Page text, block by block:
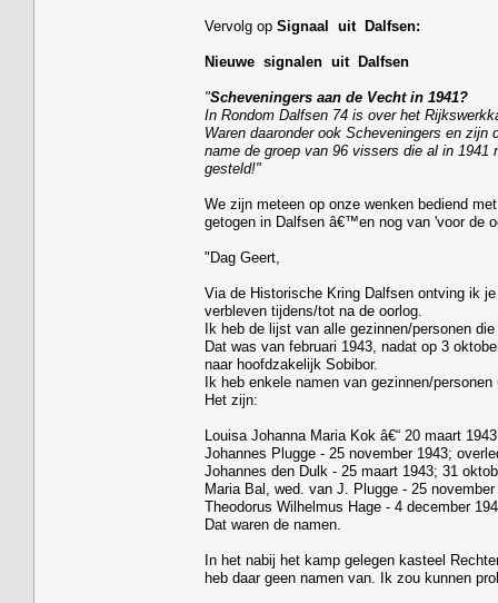
Vervolg op Signaal uit Dalfsen:
Nieuwe signalen uit Dalfsen
"Scheveningers aan de Vecht in 1941?
In Rondom Dalfsen 74 is over het
Waren daaronder ook Scheveningers en
name de groep van 96 vissers die al in 1941
gesteld!"
We zijn meteen op onze wenken bediend
getogen in Dalfsen â€™en nog van 'voor de
"Dag Geert,
Via de Historische Kring Dalfsen ontving ik
verbleven tijdens/tot na de oorlog.
Ik heb de lijst van alle gezinnen/personen
Dat was van februari 1943, nadat op 3
naar hoofdzakelijk Sobibor.
Ik heb enkele namen van gezinnen/
Het zijn:
Louisa Johanna Maria Kok â€“ 20 maart
Johannes Plugge - 25 november 1943;
Johannes den Dulk - 25 maart 1943; 31
Maria Bal, wed. van J. Plugge - 25
Theodorus Wilhelmus Hage - 4 december
Dat waren de namen.
In het nabij het kamp gelegen kasteel
heb daar geen namen van. Ik zou kunnen